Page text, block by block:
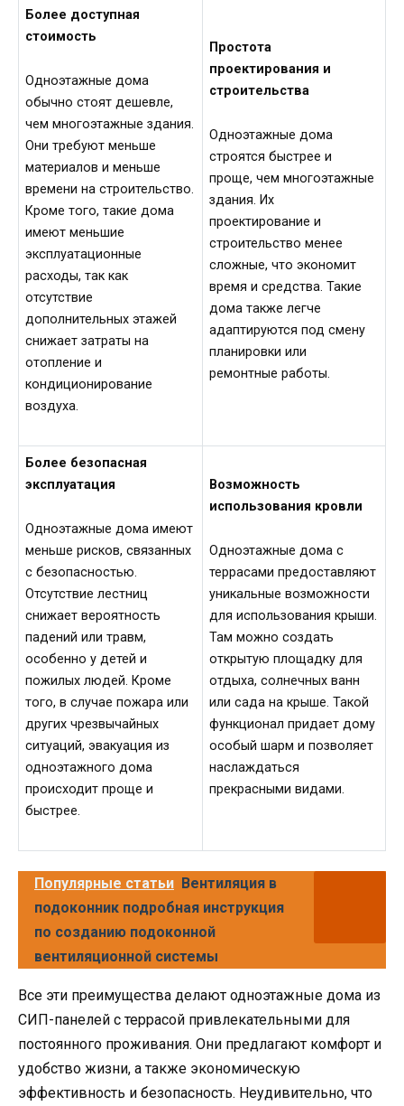
Более доступная
стоимость
Одноэтажные дома
обычно стоят дешевле,
чем многоэтажные здания.
Они требуют меньше
материалов и меньше
времени на строительство.
Кроме того, такие дома
имеют меньшие
эксплуатационные
расходы, так как
отсутствие
дополнительных этажей
снижает затраты на
отопление и
кондиционирование
воздуха.
Простота
проектирования и
строительства
Одноэтажные дома
строятся быстрее и
проще, чем многоэтажные
здания. Их
проектирование и
строительство менее
сложные, что экономит
время и средства. Такие
дома также легче
адаптируются под смену
планировки или
ремонтные работы.
Более безопасная
эксплуатация
Одноэтажные дома имеют
меньше рисков, связанных
с безопасностью.
Отсутствие лестниц
снижает вероятность
падений или травм,
особенно у детей и
пожилых людей. Кроме
того, в случае пожара или
других чрезвычайных
ситуаций, эвакуация из
одноэтажного дома
происходит проще и
быстрее.
Возможность
использования кровли
Одноэтажные дома с
террасами предоставляют
уникальные возможности
для использования крыши.
Там можно создать
открытую площадку для
отдыха, солнечных ванн
или сада на крыше. Такой
функционал придает дому
особый шарм и позволяет
наслаждаться
прекрасными видами.
Популярные статьи Вентиляция в
подоконник подробная инструкция
по созданию подоконной
вентиляционной системы
Все эти преимущества делают одноэтажные дома из
СИП-панелей с террасой привлекательными для
постоянного проживания. Они предлагают комфорт и
удобство жизни, а также экономическую
эффективность и безопасность. Неудивительно, что